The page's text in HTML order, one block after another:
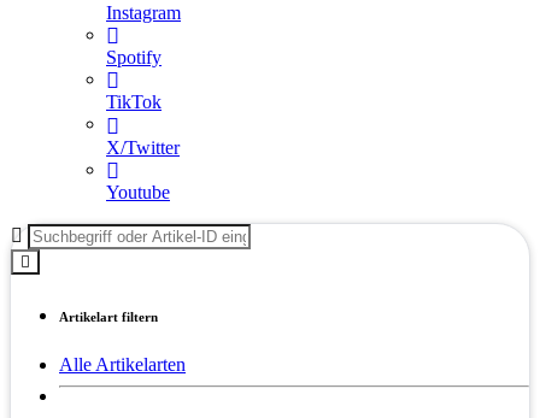
Instagram
Spotify
TikTok
X/Twitter
Youtube
Artikelart filtern
Alle Artikelarten